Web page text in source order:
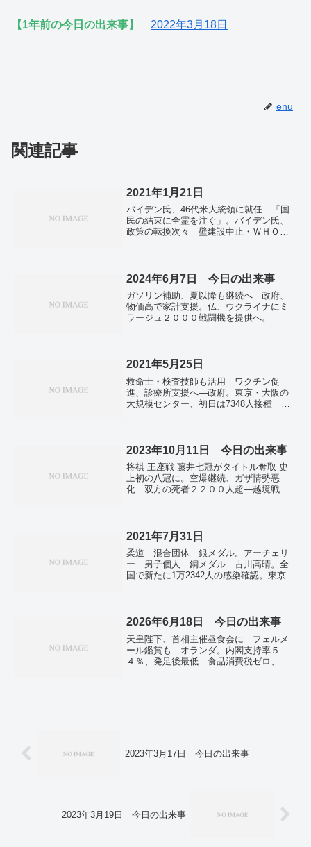
【1年前の今日の出来事】 2022年3月18日
enu
関連記事
2021年1月21日
バイデン氏、46代米大統領に就任 「国
民の結束に全霊を注ぐ」。バイデン氏、
政策の転換次々 壁建設中止・ＷＨＯに
2024年6月7日 今日の出来事
ガソリン補助、夏以降も継続へ 政府、
物価高で家計支援。仏、ウクライナにミ
ラージュ２０００戦闘機を提供へ。
2021年5月25日
救命士・検査技師も活用 ワクチン促
進、診療所支援へ―政府。東京・大阪の
大規模センター、初日は7348人接種 防
童・親に疑問。東京都内で今年初の真夏
日 練馬で30度 昨年より2週間遅く。東
京の携帯料金、世界6都市で2番目の安
さ 総務省調べ。
2023年10月11日 今日の出来事
将棋 王座戦 藤井七冠がタイトル奪取 史
上初の八冠に。空爆継続、ガザ情勢悪
化 双方の死者２２００人超―越境戦闘
悲憤 脱原発しかない日本 新規建設
「狂気の沙汰」 岸田政権はおしまい。
旧統一教会への解散請求、12日宗教審で
決定へ 文科省「組織性、悪質性、継続
性ある」と判断。「韓流」視聴した10代
ム 北京で、中ロ首脳会談も。「全銀シ
ステム」不具合 11日だけで約136万8000
件の取引に影響 12日午前8時半の“完全
復旧”目指す。
2021年7月31日
柔道 混合団体 銀メダル。アーチェリ
ー 男子個人 銅メダル 古川高晴。全
国で新たに1万2342人の感染確認。東京で
2026年6月18日 今日の出来事
天皇陛下、首相主催昼食会に フェルメ
ール鑑賞も―オランダ。内閣支持率５
４％、発足後最低 食品消費税ゼロ、４
2023年3月17日 今日の出来事
2023年3月19日 今日の出来事